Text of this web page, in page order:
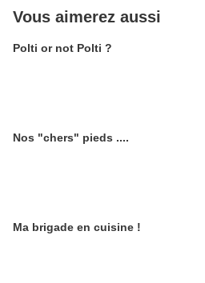
Vous aimerez aussi
Polti or not Polti ?
Nos "chers" pieds ....
Ma brigade en cuisine !